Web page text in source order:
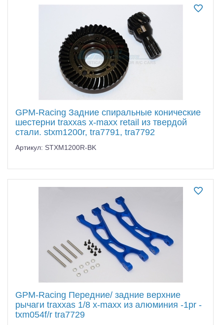
GPM-Racing Задние спиральные конические
шестерни traxxas x-maxx retail из твердой
стали. stxm1200r, tra7791, tra7792
Артикул: STXM1200R-BK
GPM-Racing Передние/ задние верхние
рычаги traxxas 1/8 x-maxx из алюминия -1pr -
txm054f/r tra7729